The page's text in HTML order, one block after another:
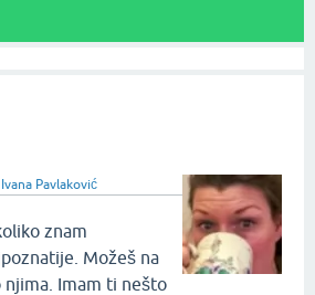
Ivana Pavlaković
znam
Možeš na
Imam ti nešto